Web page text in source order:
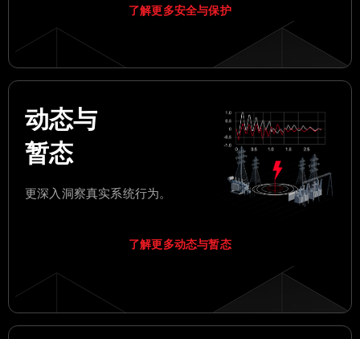
了解更多安全与保护
动态与
暂态
更深入洞察真实系统行为。
了解更多动态与暂态